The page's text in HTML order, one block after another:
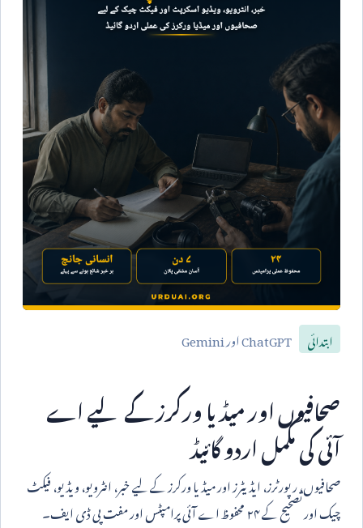
ابتدائی ChatGPTاورGemini
صحافیوں اور میڈیا ورکرز کے لیے اے
آئی کی مکمل اردو گائیڈ
صحافیوں، رپورٹرز، ایڈیٹرز اور میڈیا ورکرز کے لیے خبر، انٹرویو، ویڈیو، فیکٹ
چیک اور تصحیح کے ۲۴ محفوظ اے آئی پرامپٹس اور مفت پی ڈی ایف۔